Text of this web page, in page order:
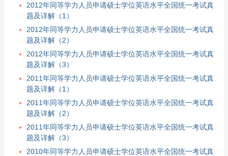
2012年同等学力人员申请硕士学位英语水平全国统一考试真
题及详解（1）
2012年同等学力人员申请硕士学位英语水平全国统一考试真
题及详解（2）
2012年同等学力人员申请硕士学位英语水平全国统一考试真
题及详解（3）
2011年同等学力人员申请硕士学位英语水平全国统一考试真
题及详解（1）
2011年同等学力人员申请硕士学位英语水平全国统一考试真
题及详解（2）
2011年同等学力人员申请硕士学位英语水平全国统一考试真
题及详解（3）
2010年同等学力人员申请硕士学位英语水平全国统一考试真